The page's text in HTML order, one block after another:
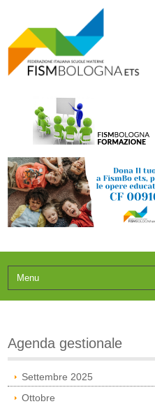
Agenda gestionale
Settembre 2025
Ottobre